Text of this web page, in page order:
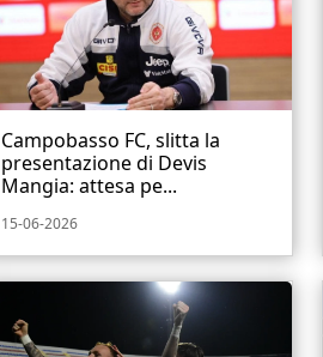
Campobasso FC, slitta la
presentazione di Devis
Mangia: attesa pe...
15-06-2026